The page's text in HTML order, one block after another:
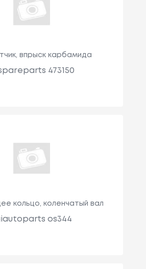
впрыск карбамида
473150
кольцо, коленчатый вал
os344